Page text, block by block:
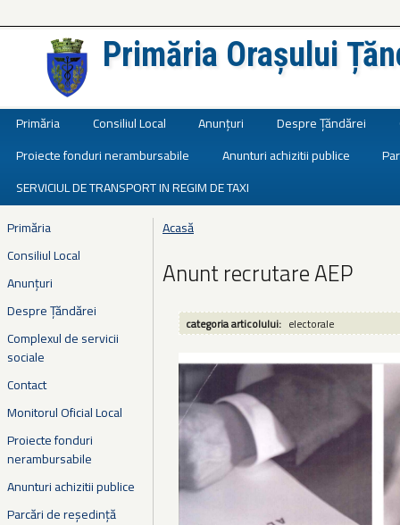
Primăria Orașului
Primăria Consiliul Local Anunțuri Despre Țăndărei
Proiecte fonduri nerambursabile
Anunturi achizitii publice
SERVICIUL DE TRANSPORT IN REGIM DE TAXI
Primăria
Consiliul Local
Anunțuri
Despre Țăndărei
Complexul de servicii
sociale
Contact
Monitorul Oficial Local
Proiecte fonduri
nerambursabile
Anunturi achizitii publice
Parcări de reședință
Eşti aici
Acasă
Anunt recrutare AEP
categoria articolului: electorale